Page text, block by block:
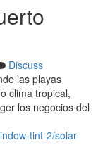
Discuss
las playas
clima tropical,
los negocios del
tint-2/solar-